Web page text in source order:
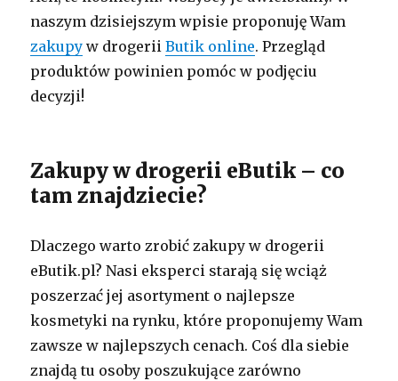
naszym dzisiejszym wpisie proponuję Wam
zakupy w drogeriiButik online. Przegląd
produktów powinien pomóc w podjęciu
decyzji!
Zakupy w drogerii eButik – co
tam znajdziecie?
Dlaczego warto zrobić zakupy w drogerii
eButik.pl? Nasi eksperci starają się wciąż
poszerzać jej asortyment o najlepsze
kosmetyki na rynku, które proponujemy Wam
zawsze w najlepszych cenach. Coś dla siebie
znajdą tu osoby poszukujące zarówno